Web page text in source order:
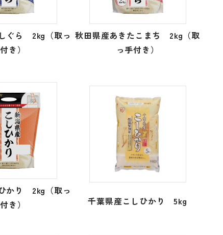
ぐら 2kg（取っ
き）
秋田県産あきたこまち 2kg（取
っ手付き）
かり 2kg（取っ
き）
千葉県産こしひかり 5kg